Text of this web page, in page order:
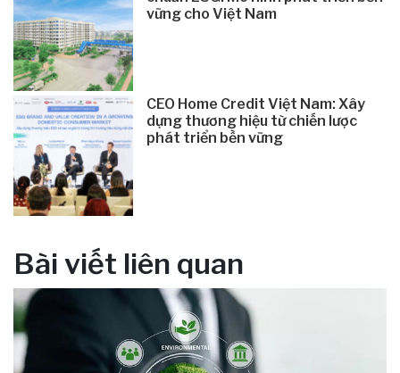
vững cho Việt Nam
CEO Home Credit Việt Nam: Xây
dựng thương hiệu từ chiến lược
phát triển bền vững
Bài viết liên quan